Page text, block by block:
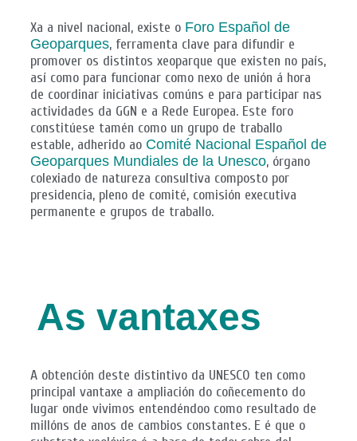
Xa a nivel nacional, existe o Foro Español de
Geoparques, ferramenta clave para difundir e
promover os distintos xeoparque que existen no país,
así como para funcionar como nexo de unión á hora
de coordinar iniciativas comúns e para participar nas
actividades da GGN e a Rede Europea. Este foro
constitúese tamén como un grupo de traballo
estable, adherido ao Comité Nacional Español de
Geoparques Mundiales de la Unesco, órgano
colexiado de natureza consultiva composto por
presidencia, pleno de comité, comisión executiva
permanente e grupos de traballo.
As vantaxes
A obtención deste distintivo da UNESCO ten como
principal vantaxe a ampliación do coñecemento do
lugar onde vivimos entendéndoo como resultado de
millóns de anos de cambios constantes. E é que o